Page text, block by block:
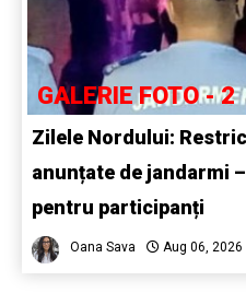
GALERIE FOTO -
Zilele Nordului:
anunțate de jandarmi –
pentru participanți
Oana Sava Aug 06, 2026